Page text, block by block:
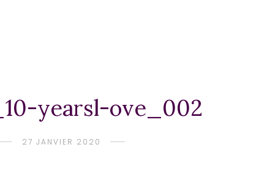
yearsl-ove_002
27 JANVIER 2020